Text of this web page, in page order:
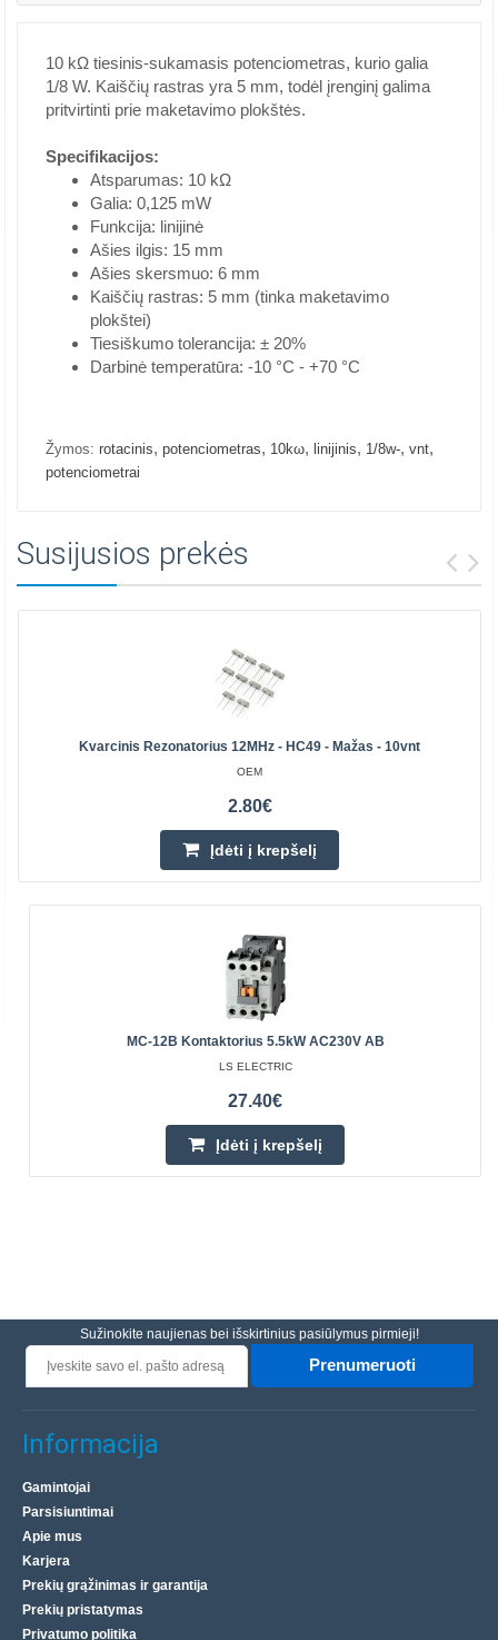
10 kΩ tiesinis-sukamasis potenciometras, kurio galia
1/8 W. Kaiščių rastras yra 5 mm, todėl įrenginį galima
pritvirtinti prie maketavimo plokštės.
Specifikacijos:
Atsparumas: 10 kΩ
Galia: 0,125 mW
Funkcija: linijinė
Ašies ilgis: 15 mm
Ašies skersmuo: 6 mm
Kaiščių rastras: 5 mm (tinka maketavimo
plokštei)
Tiesiškumo tolerancija: ± 20%
Darbinė temperatūra: -10 °C - +70 °C
Žymos: rotacinis, potenciometras, 10kω, linijinis, 1/8w-, vnt,
potenciometrai
Susijusios prekės
Kvarcinis Rezonatorius 12MHz - HC49 - Mažas - 10vnt
OEM
2.80€
Įdėti į krepšelį
MC-12B Kontaktorius 5.5kW AC230V AB
LS ELECTRIC
27.40€
Įdėti į krepšelį
Sužinokite naujienas bei išskirtinius pasiūlymus pirmieji!
Prenumeruoti
Informacija
Gamintojai
Parsisiuntimai
Apie mus
Karjera
Prekių grąžinimas ir garantija
Prekių pristatymas
Privatumo politika